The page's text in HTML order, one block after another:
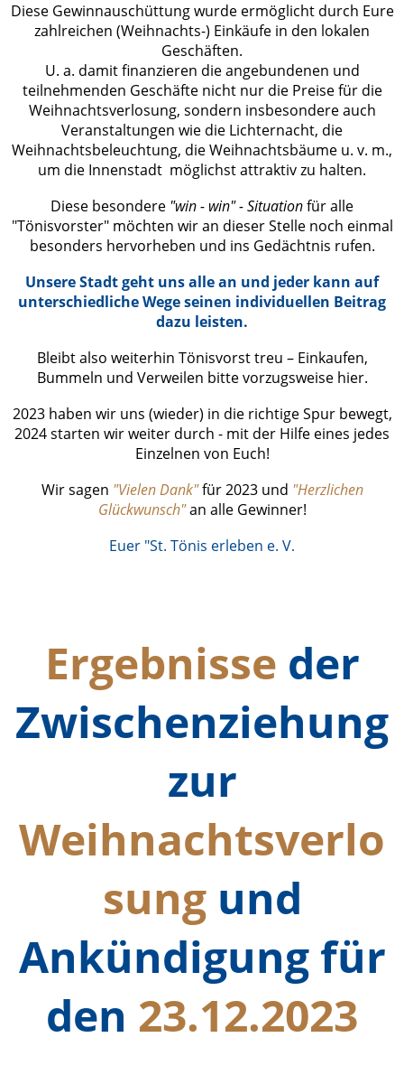
Diese Gewinnauschüttung wurde ermöglicht durch Eure
zahlreichen (Weihnachts-) Einkäufe in den lokalen
Geschäften.
U. a. damit finanzieren die angebundenen und
teilnehmenden Geschäfte nicht nur die Preise für die
Weihnachtsverlosung, sondern insbesondere auch
Veranstaltungen wie die Lichternacht, die
Weihnachtsbeleuchtung, die Weihnachtsbäume u. v. m.,
um die Innenstadt möglichst attraktiv zu halten.
Diese besondere "win - win" - Situationfür alle
"Tönisvorster" möchten wir an dieser Stelle noch einmal
besonders hervorheben und ins Gedächtnis rufen.
Unsere Stadt geht uns alle an und jeder kann auf
unterschiedliche Wege seinen individuellen Beitrag
dazu leisten.
Bleibt also weiterhin Tönisvorst treu – Einkaufen,
Bummeln und Verweilen bitte vorzugsweise hier.
2023 haben wir uns (wieder) in die richtige Spur bewegt,
2024 starten wir weiter durch - mit der Hilfe eines jedes
Einzelnen von Euch!
Wir sagen "Vielen Dank"für 2023 und "Herzlichen
Glückwunsch"an alle Gewinner!
Euer "St. Tönis erleben e. V.
Ergebnisse der
Zwischenziehung
zur
Weihnachtsverlo
sungund
Ankündigung für
den 23.12.2023